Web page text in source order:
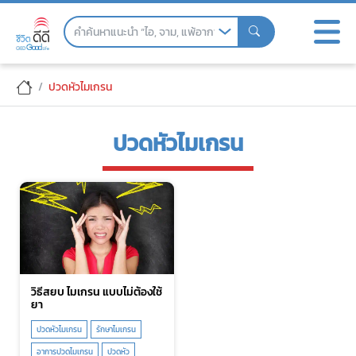
Skip
ปวดหัวไมเกรน
ปวดหัวไมเกรน
วิธีสยบ ไมเกรน แบบไม่ต้องใช้
ยา
ปวดหัวไมเกรน
รักษาไมเกรน
อาการปวดไมเกรน
ปวดหัว